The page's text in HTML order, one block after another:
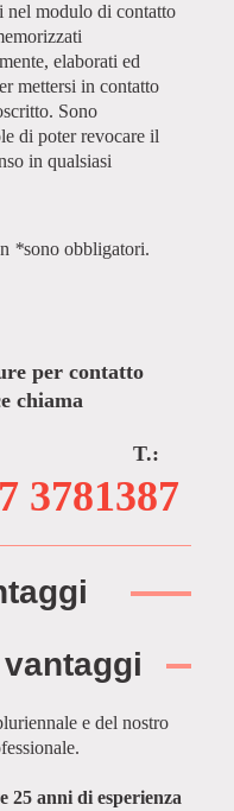
nel modulo di contatto
elaborati ed
mettersi in contatto
Sono
di poter revocare il
in qualsiasi
*sono obbligatori.
per contatto
chiama
3781387
e del nostro
25 anni di esperienza